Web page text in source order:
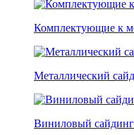
Комплектующие к
Металлический
Виниловый сайдинг